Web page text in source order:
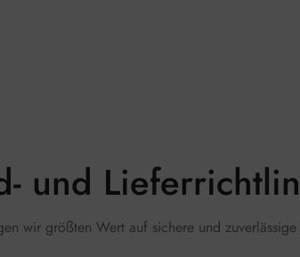
und
wir größten Wert auf sichere und